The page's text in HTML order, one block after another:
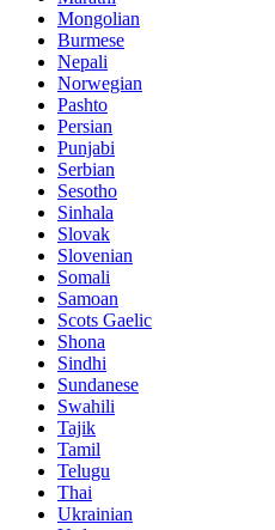
Mongolian
Burmese
Nepali
Norwegian
Pashto
Persian
Punjabi
Serbian
Sesotho
Sinhala
Slovak
Slovenian
Somali
Samoan
Scots Gaelic
Shona
Sindhi
Sundanese
Swahili
Tajik
Tamil
Telugu
Thai
Ukrainian